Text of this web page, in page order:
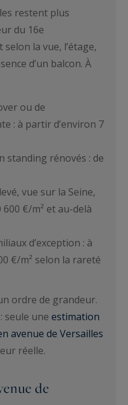
restent plus
du 16e
la vue, l’étage,
d’un balcon. À
ou de
: à partir d’environ 7
standing rénovés : de
vue sur la Seine,
600 €/m² et au-delà
d’exception : à
€/m² selon la rareté
ordre de grandeur.
seule une estimation
avenue de Versailles
réelle.
de